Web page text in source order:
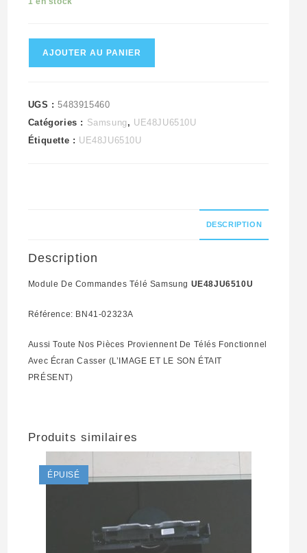
quantité
de
De
Commandes
Télé
AJOUTER AU PANIER
UGS :5483915460
Catégories : Samsung, UE48JU6510U
Étiquette : UE48JU6510U
DESCRIPTION
Description
Module De Commandes Télé Samsung UE48JU6510U
Référence: BN41-02323A
Aussi Toute Nos Pièces Proviennent De Télés Fonctionnel
Avec Écran Casser (L’IMAGE ET LE SON ÉTAIT
PRÉSENT)
Produits similaires
ÉPUISÉ